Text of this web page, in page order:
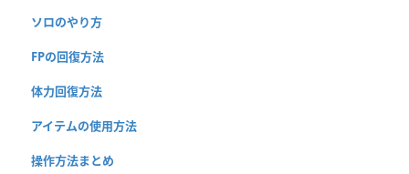
ソロのやり方
FPの回復方法
体力回復方法
アイテムの使用方法
操作方法まとめ